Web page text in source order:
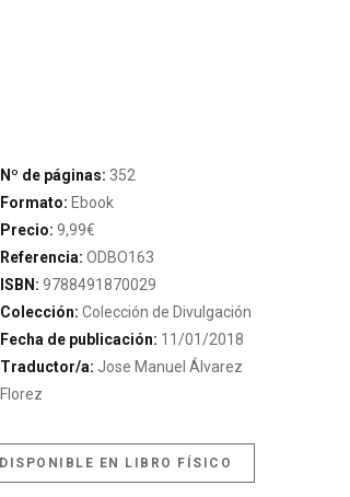
Nº de páginas: 352
Formato: Ebook
Precio:9,99€
Referencia:ODBO163
ISBN:9788491870029
Colección:Colección de Divulgación
Fecha de publicación: 11/01/2018
Traductor/a: Jose Manuel Álvarez
Florez
DISPONIBLE EN LIBRO FÍSICO